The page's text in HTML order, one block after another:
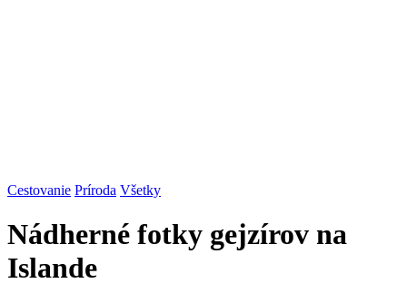
Cestovanie Príroda Všetky
Nádherné fotky gejzírov na
Islande